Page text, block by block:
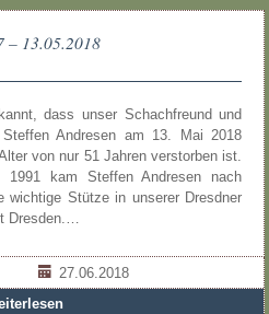
– 13.05.2018
dass unser Schachfreund und
Steffen Andresen am 13. Mai 2018
von nur 51 Jahren verstorben ist.
kam Steffen Andresen nach
wichtige Stütze in unserer Dresdner
Dresden.…
27.06.2018